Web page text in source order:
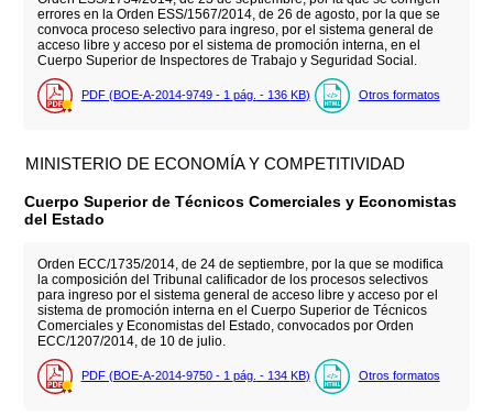
errores en la Orden ESS/1567/2014, de 26 de agosto, por la que se
convoca proceso selectivo para ingreso, por el sistema general de
acceso libre y acceso por el sistema de promoción interna, en el
Cuerpo Superior de Inspectores de Trabajo y Seguridad Social.
PDF (BOE-A-2014-9749 - 1 pág. - 136 KB) Otros formatos
MINISTERIO DE ECONOMÍA Y COMPETITIVIDAD
Cuerpo Superior de Técnicos Comerciales y Economistas
del Estado
Orden ECC/1735/2014, de 24 de septiembre, por la que se modifica
la composición del Tribunal calificador de los procesos selectivos
para ingreso por el sistema general de acceso libre y acceso por el
sistema de promoción interna en el Cuerpo Superior de Técnicos
Comerciales y Economistas del Estado, convocados por Orden
ECC/1207/2014, de 10 de julio.
PDF (BOE-A-2014-9750 - 1 pág. - 134 KB) Otros formatos